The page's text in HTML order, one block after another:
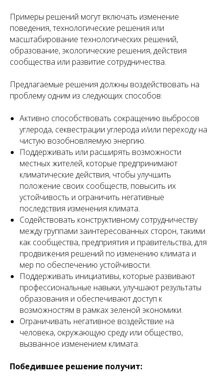
Примеры решений могут включать изменение
поведения, технологические решения или
масштабирование технологических решений,
образование, экологические решения, действия
сообщества или развитие сотрудничества.
Предлагаемые решения должны воздействовать на
проблему одним из следующих способов:
Активно способствовать сокращению выбросов
углерода, секвестрации углерода и/или переходу на
чистую возобновляемую энергию.
Поддерживать или расширять возможности
местных жителей, которые предпринимают
климатические действия, чтобы улучшить
положение своих сообществ, повысить их
устойчивость и ограничить негативные
последствия изменения климата.
Содействовать конструктивному сотрудничеству
между группами заинтересованных сторон, такими
как сообщества, предприятия и правительства, для
продвижения решений по изменению климата и
мер по обеспечению устойчивости.
Поддерживать инициативы, которые развивают
профессиональные навыки, улучшают результаты
образования и обеспечивают доступ к
возможностям в рамках зеленой экономики.
Ограничивать негативное воздействие на
человека, окружающую среду или общество,
вызванное изменением климата.
Победившее решение получит: